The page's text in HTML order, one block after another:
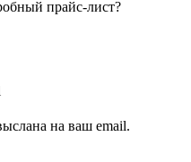
прайс-лист?
на ваш email.